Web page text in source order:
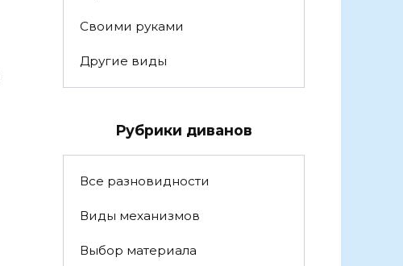
Своими руками
Другие виды
Рубрики диванов
Все разновидности
Виды механизмов
Выбор материала